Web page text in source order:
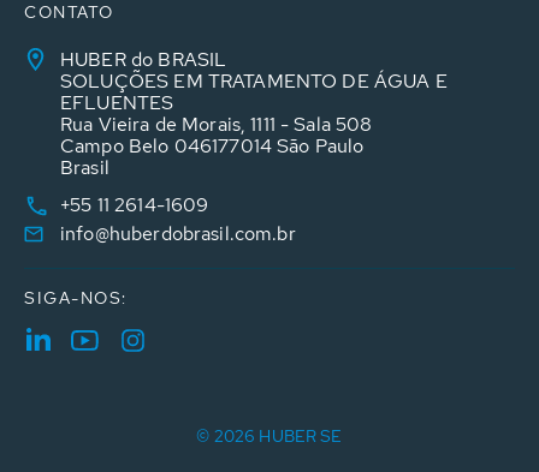
CONTATO
HUBER do BRASIL
SOLUÇÕES EM TRATAMENTO DE ÁGUA E
EFLUENTES
Rua Vieira de Morais, 1111 - Sala 508
Campo Belo 046177014 São Paulo
Brasil
+55 11 2614-1609
info@huberdobrasil.com.br
SIGA-NOS:
© 2026 HUBER SE